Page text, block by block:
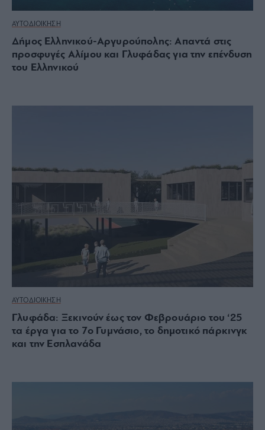
ΑΥΤΟΔΙΟΙΚΗΣΗ
Δήμος Ελληνικού-Αργυρούπολης: Απαντά στις
προσφυγές Αλίμου και Γλυφάδας για την επένδυση
του Ελληνικού
ΑΥΤΟΔΙΟΙΚΗΣΗ
Γλυφάδα: Ξεκινούν έως τον Φεβρουάριο του ‘25
τα έργα για το 7ο Γυμνάσιο, το δημοτικό πάρκινγκ
και την Εσπλανάδα